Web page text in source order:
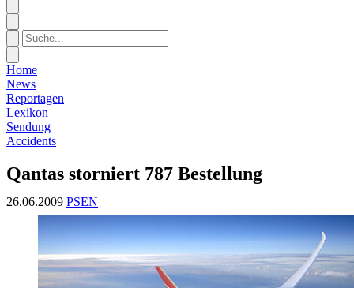
Home
News
Reportagen
Lexikon
Sendung
Accidents
Qantas storniert 787 Bestellung
26.06.2009 PSEN